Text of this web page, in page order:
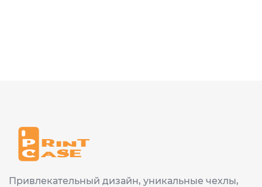
Привлекательный дизайн, уникальные чехлы,